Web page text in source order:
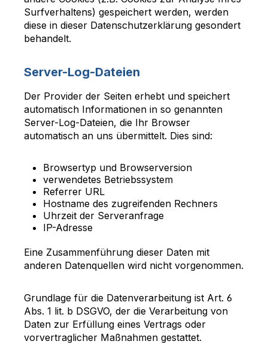
Surfverhaltens) gespeichert werden, werden
diese in dieser Datenschutzerklärung gesondert
behandelt.
Server-Log-Dateien
Der Provider der Seiten erhebt und speichert
automatisch Informationen in so genannten
Server-Log-Dateien, die Ihr Browser
automatisch an uns übermittelt. Dies sind:
Browsertyp und Browserversion
verwendetes Betriebssystem
Referrer URL
Hostname des zugreifenden Rechners
Uhrzeit der Serveranfrage
IP-Adresse
Eine Zusammenführung dieser Daten mit
anderen Datenquellen wird nicht vorgenommen.
Grundlage für die Datenverarbeitung ist Art. 6
Abs. 1 lit. b DSGVO, der die Verarbeitung von
Daten zur Erfüllung eines Vertrags oder
vorvertraglicher Maßnahmen gestattet.